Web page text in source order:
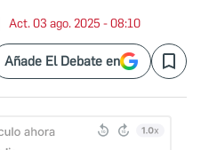
Act. 03 ago. 2025 - 08:10
Añade El Debate en Save